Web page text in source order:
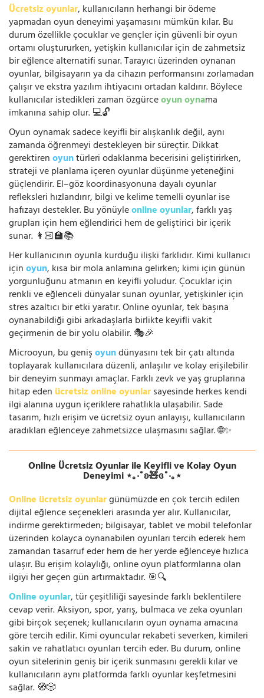
Ücretsiz oyunlar, kullanıcıların herhangi bir ödeme
yapmadan oyun deneyimi yaşamasını mümkün kılar. Bu
durum özellikle çocuklar ve gençler için güvenli bir oyun
ortamı oluştururken, yetişkin kullanıcılar için de zahmetsiz
bir eğlence alternatifi sunar. Tarayıcı üzerinden oynanan
oyunlar, bilgisayarın ya da cihazın performansını zorlamadan
çalışır ve ekstra yazılım ihtiyacını ortadan kaldırır. Böylece
kullanıcılar istedikleri zaman özgürceoyun oynama
imkanına sahip olur. 💻🔓
Oyun oynamak sadece keyifli bir alışkanlık değil, aynı
zamanda öğrenmeyi destekleyen bir süreçtir. Dikkat
gerektirenoyuntürleri odaklanma becerisini geliştirirken,
strateji ve planlama içeren oyunlar düşünme yeteneğini
güçlendirir. El–göz koordinasyonuna dayalı oyunlar
refleksleri hızlandırır, bilgi ve kelime temelli oyunlar ise
hafızayı destekler. Bu yönüyleonline oyunlar, farklı yaş
grupları için hem eğlendirici hem de geliştirici bir içerik
sunar. 👩🏻‍🏫📚
Her kullanıcının oyunla kurduğu ilişki farklıdır. Kimi kullanıcı
içinoyun, kısa bir mola anlamına gelirken; kimi için günün
yorgunluğunu atmanın en keyifli yoludur. Çocuklar için
renkli ve eğlenceli dünyalar sunan oyunlar, yetişkinler için
stres azaltıcı bir etki yaratır. Online oyunlar, tek başına
oynanabildiği gibi arkadaşlarla birlikte keyifli vakit
geçirmenin de bir yolu olabilir. 🎭🎉
Microoyun, bu genişoyundünyasını tek bir çatı altında
toplayarak kullanıcılara düzenli, anlaşılır ve kolay erişilebilir
bir deneyim sunmayı amaçlar. Farklı zevk ve yaş gruplarına
hitap eden ücretsiz online oyunlarsayesinde herkes kendi
ilgi alanına uygun içeriklere rahatlıkla ulaşabilir. Sade
tasarım, hızlı erişim ve ücretsiz oyun anlayışı, kullanıcıların
aradıkları eğlenceye zahmetsizce ulaşmasını sağlar. 🌐✨
Online Ücretsiz Oyunlar ile Keyifli ve Kolay Oyun
Deneyimi ⋆｡‧˚ʚ🧸ɞ˚‧｡⋆
Online ücretsiz oyunlargünümüzde en çok tercih edilen
dijital eğlence seçenekleri arasında yer alır. Kullanıcılar,
indirme gerektirmeden; bilgisayar, tablet ve mobil telefonlar
üzerinden kolayca oynanabilen oyunları tercih ederek hem
zamandan tasarruf eder hem de her yerde eğlenceye hızlıca
ulaşır. Bu erişim kolaylığı, online oyun platformlarına olan
ilgiyi her geçen gün artırmaktadır. 🎯🔍
Online oyunlar, tür çeşitliliği sayesinde farklı beklentilere
cevap verir. Aksiyon, spor, yarış, bulmaca ve zeka oyunları
gibi birçok seçenek; kullanıcıların oyun oynama amacına
göre tercih edilir. Kimi oyuncular rekabeti severken, kimileri
sakin ve rahatlatıcı oyunları tercih eder. Bu durum, online
oyun sitelerinin geniş bir içerik sunmasını gerekli kılar ve
kullanıcıların aynı platformda farklı oyunlar keşfetmesini
sağlar. 🧭🎲